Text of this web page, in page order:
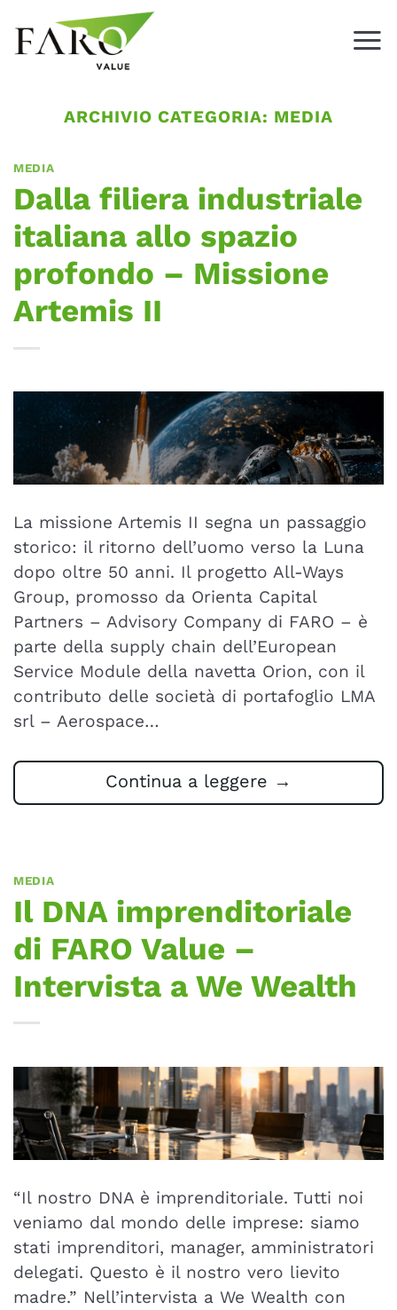
contenuti
ARCHIVIO CATEGORIA: MEDIA
MEDIA
Dalla filiera industriale
italiana allo spazio
profondo – Missione
Artemis II
La missione Artemis II segna un passaggio
storico: il ritorno dell’uomo verso la Luna
dopo oltre 50 anni. Il progetto All-Ways
Group, promosso da Orienta Capital
Partners – Advisory Company di FARO – è
parte della supply chain dell’European
Service Module della navetta Orion, con il
contributo delle società di portafoglio LMA
srl – Aerospace…
Continua a leggere →
MEDIA
Il DNA imprenditoriale
di FARO Value –
Intervista a We Wealth
“Il nostro DNA è imprenditoriale. Tutti noi
veniamo dal mondo delle imprese: siamo
stati imprenditori, manager, amministratori
delegati. Questo è il nostro vero lievito
madre.” Nell’intervista a We Wealth con